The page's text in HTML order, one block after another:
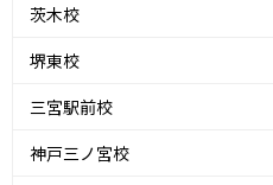
茨木校
堺東校
三宮駅前校
神戸三ノ宮校